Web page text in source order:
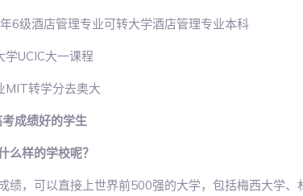
6级酒店管理专业可转大学酒店管理专业本科
学UCIC大一课程
MIT转学分去奥大
成绩好的学生
么样的学校呢？
绩，可以直接上世界前500强的大学，包括梅西大学